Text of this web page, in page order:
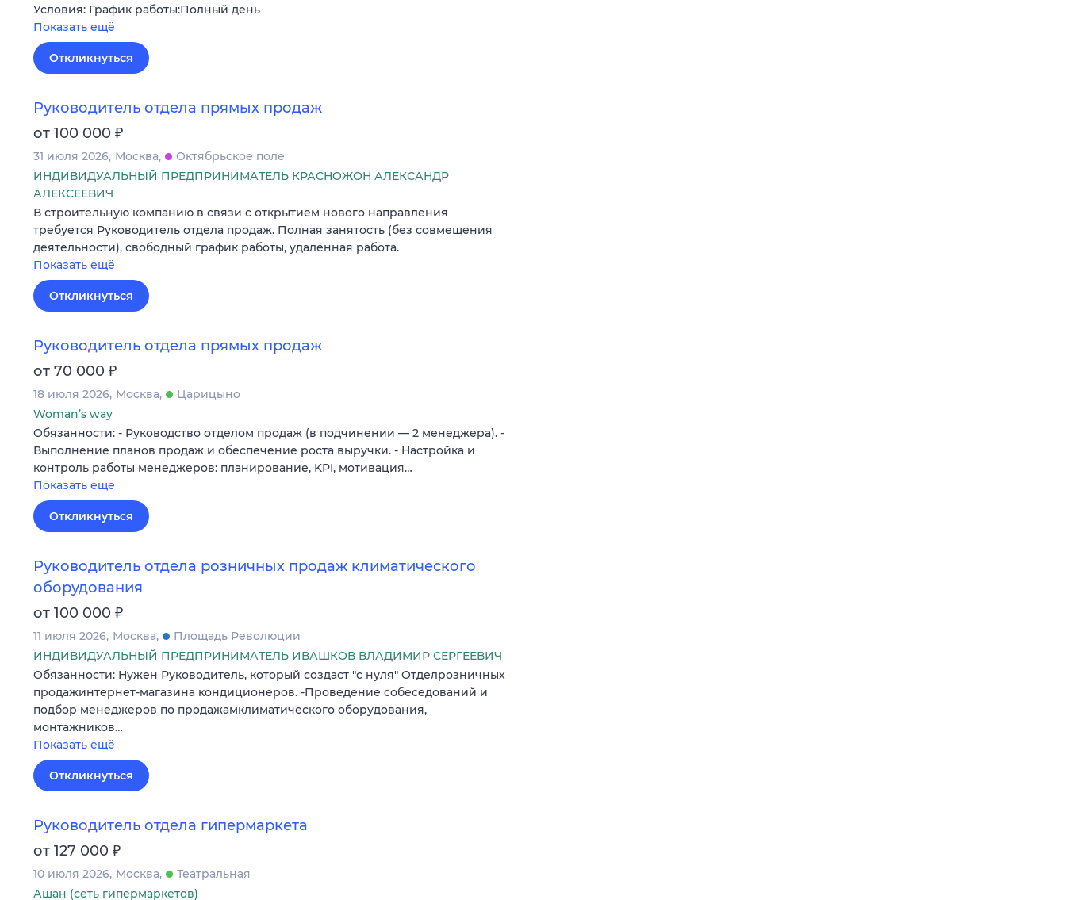
Условия: График работы:Полный день
Показать ещё
Откликнуться
Руководитель отдела прямых продаж
от 100 000 ₽
31 июля 2026 Москва
Октябрьское поле
ИНДИВИДУАЛЬНЫЙ ПРЕДПРИНИМАТЕЛЬ КРАСНОЖОН АЛЕКСАНДР
АЛЕКСЕЕВИЧ
В строительную компанию в связи с открытием нового направления
требуется Руководитель отдела продаж. Полная занятость (без совмещения
деятельности), свободный график работы, удалённая работа.
Показать ещё
Откликнуться
Руководитель отдела прямых продаж
от 70 000 ₽
18 июля 2026 Москва
Царицыно
Woman’s way
Обязанности: - Руководство отделом продаж (в подчинении — 2 менеджера). -
Выполнение планов продаж и обеспечение роста выручки. - Настройка и
контроль работы менеджеров: планирование, KPI, мотивация…
Показать ещё
Откликнуться
Руководитель отдела розничных продаж климатического
оборудования
от 100 000 ₽
11 июля 2026 Москва
Площадь Революции
ИНДИВИДУАЛЬНЫЙ ПРЕДПРИНИМАТЕЛЬ ИВАШКОВ ВЛАДИМИР СЕРГЕЕВИЧ
Обязанности: Нужен Руководитель, который создаст "с нуля" Отделрозничных
продажинтернет-магазина кондиционеров. -Проведение собеседований и
подбор менеджеров по продажамклиматического оборудования,
монтажников…
Показать ещё
Откликнуться
Руководитель отдела гипермаркета
от 127 000 ₽
10 июля 2026 Москва
Театральная
Ашан (сеть гипермаркетов)